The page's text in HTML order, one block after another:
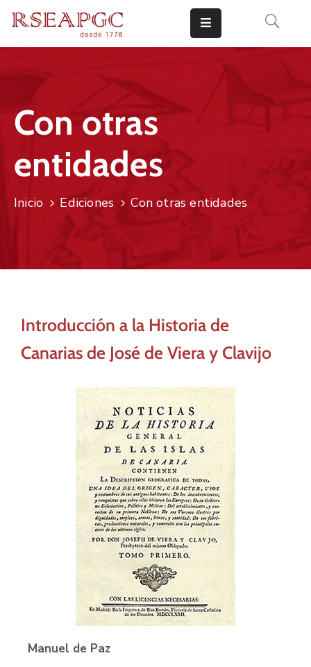
ACTIVIDADES
COMUNICADOS
CONOCERNOS
CONTACTO
Con otras
entidades
Inicio Ediciones Con otras entidades
Introducción a la Historia de
Canarias de José de Viera y Clavijo
Manuel de Paz